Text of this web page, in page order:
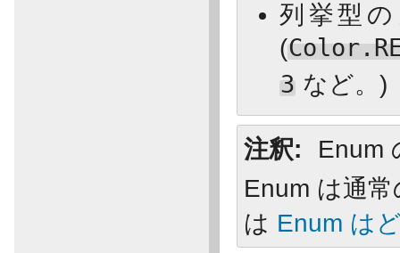
列挙型
(
3 など。)
注釈
Enum
Enum は通
は Enum は